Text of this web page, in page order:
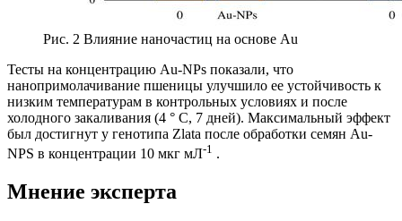
Рис. 2 Влияние наночастиц на основе Au
Тесты на концентрацию Au-NPs показали, что
нанопримолачивание пшеницы улучшило ее устойчивость к
низким температурам в контрольных условиях и после
холодного закаливания (4 ° C, 7 дней). Максимальный эффект
был достигнут у генотипа Zlata после обработки семян Au-
NPS в концентрации 10 мкг мЛ-1 .
Мнение эксперта